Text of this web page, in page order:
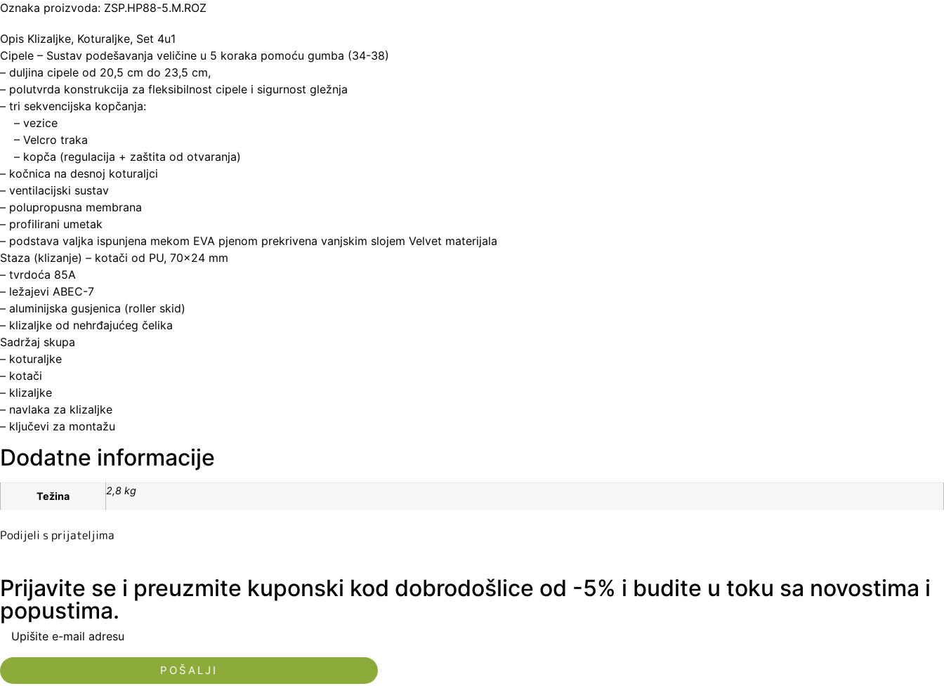
Oznaka proizvoda: ZSP.HP88-5.M.ROZ
Opis Klizaljke, Koturaljke, Set 4u1
Cipele – Sustav podešavanja veličine u 5 koraka pomoću gumba (34-38)
– duljina cipele od 20,5 cm do 23,5 cm,
– polutvrda konstrukcija za fleksibilnost cipele i sigurnost gležnja
– tri sekvencijska kopčanja:
– vezice
– Velcro traka
– kopča (regulacija + zaštita od otvaranja)
– kočnica na desnoj koturaljci
– ventilacijski sustav
– polupropusna membrana
– profilirani umetak
– podstava valjka ispunjena mekom EVA pjenom prekrivena vanjskim slojem Velvet materijala
Staza (klizanje) – kotači od PU, 70×24 mm
– tvrdoća 85A
– ležajevi ABEC-7
– aluminijska gusjenica (roller skid)
– klizaljke od nehrđajućeg čelika
Sadržaj skupa
– koturaljke
– kotači
– klizaljke
– navlaka za klizaljke
– ključevi za montažu
Dodatne informacije
Težina 2,8 kg
Podijeli s prijateljima
Prijavite se i preuzmite kuponski kod dobrodošlice od -5% i budite u toku sa novostima i
popustima.
Upišite e-mail adresu